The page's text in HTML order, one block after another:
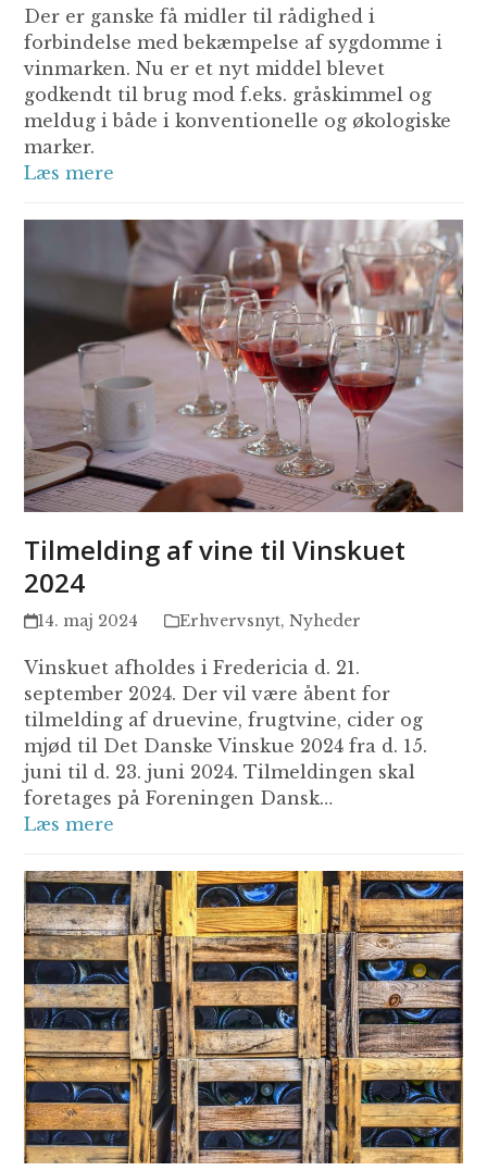
Der er ganske få midler til rådighed i
forbindelse med bekæmpelse af sygdomme i
vinmarken. Nu er et nyt middel blevet
godkendt til brug mod f.eks. gråskimmel og
meldug i både i konventionelle og økologiske
marker.
Læs mere
Tilmelding af vine til Vinskuet
2024
14. maj 2024 Erhvervsnyt, Nyheder
Vinskuet afholdes i Fredericia d. 21.
september 2024. Der vil være åbent for
tilmelding af druevine, frugtvine, cider og
mjød til Det Danske Vinskue 2024 fra d. 15.
juni til d. 23. juni 2024. Tilmeldingen skal
foretages på Foreningen Dansk…
Læs mere